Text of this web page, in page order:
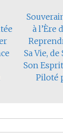
à l’Ère
Sa Vie,
Son
Piloté